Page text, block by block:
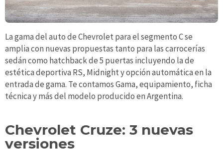
La gama del auto de Chevrolet para el segmento C se
amplia con nuevas propuestas tanto para las carrocerías
sedán como hatchback de 5 puertas incluyendo la de
estética deportiva RS, Midnight y opción automática en la
entrada de gama. Te contamos Gama, equipamiento, ficha
técnica y más del modelo producido en Argentina.
Chevrolet Cruze: 3 nuevas
versiones